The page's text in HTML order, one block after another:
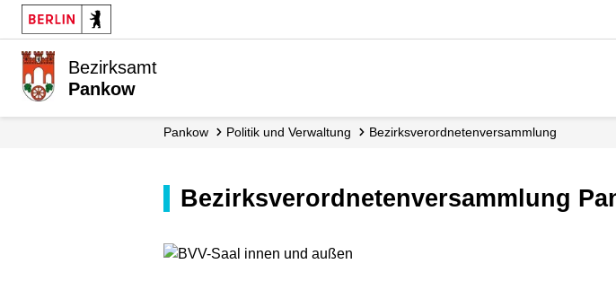
Bezirksamt
Pankow
Pankow Politik und Verwaltung Bezirks­verordneten­versammlung
Bezirksverordnetenversammlung